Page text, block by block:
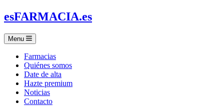
esFARMACIA.es
Menu
Farmacias
Quiénes somos
Date de alta
Hazte premium
Noticias
Contacto